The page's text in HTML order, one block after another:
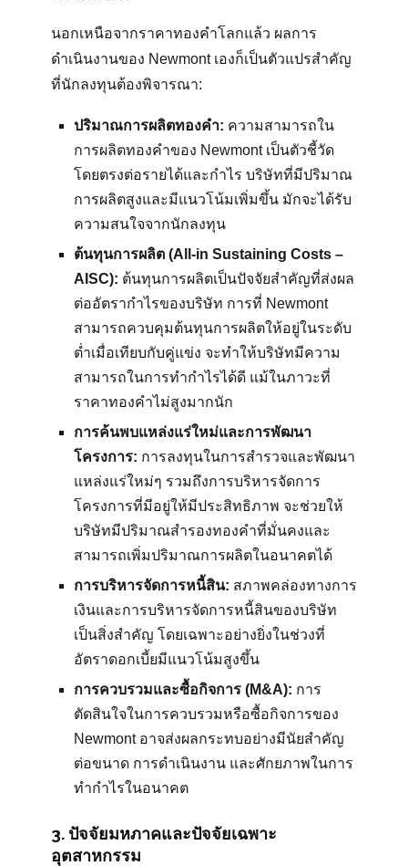
นอกเหนือจากราคาทองคำโลกแล้ว ผลการ
ดำเนินงานของ Newmont เองก็เป็นตัวแปรสำคัญ
ที่นักลงทุนต้องพิจารณา:
ปริมาณการผลิตทองคำ: ความสามารถใน
การผลิตทองคำของ Newmont เป็นตัวชี้วัด
โดยตรงต่อรายได้และกำไร บริษัทที่มีปริมาณ
การผลิตสูงและมีแนวโน้มเพิ่มขึ้น มักจะได้รับ
ความสนใจจากนักลงทุน
ต้นทุนการผลิต (All-in Sustaining Costs –
AISC): ต้นทุนการผลิตเป็นปัจจัยสำคัญที่ส่งผล
ต่ออัตรากำไรของบริษัท การที่ Newmont
สามารถควบคุมต้นทุนการผลิตให้อยู่ในระดับ
ต่ำเมื่อเทียบกับคู่แข่ง จะทำให้บริษัทมีความ
สามารถในการทำกำไรได้ดี แม้ในภาวะที่
ราคาทองคำไม่สูงมากนัก
การค้นพบแหล่งแร่ใหม่และการพัฒนา
โครงการ: การลงทุนในการสำรวจและพัฒนา
แหล่งแร่ใหม่ๆ รวมถึงการบริหารจัดการ
โครงการที่มีอยู่ให้มีประสิทธิภาพ จะช่วยให้
บริษัทมีปริมาณสำรองทองคำที่มั่นคงและ
สามารถเพิ่มปริมาณการผลิตในอนาคตได้
การบริหารจัดการหนี้สิน: สภาพคล่องทางการ
เงินและการบริหารจัดการหนี้สินของบริษัท
เป็นสิ่งสำคัญ โดยเฉพาะอย่างยิ่งในช่วงที่
อัตราดอกเบี้ยมีแนวโน้มสูงขึ้น
การควบรวมและซื้อกิจการ (M&A): การ
ตัดสินใจในการควบรวมหรือซื้อกิจการของ
Newmont อาจส่งผลกระทบอย่างมีนัยสำคัญ
ต่อขนาด การดำเนินงาน และศักยภาพในการ
ทำกำไรในอนาคต
3. ปัจจัยมหภาคและปัจจัยเฉพาะ
อุตสาหกรรม